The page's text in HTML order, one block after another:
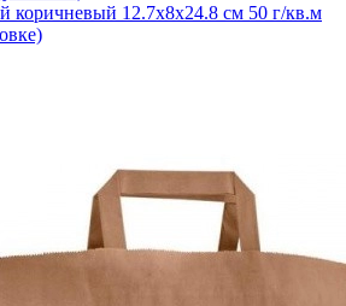
коричневый 12.7х8х24.8 см 50 г/кв.м